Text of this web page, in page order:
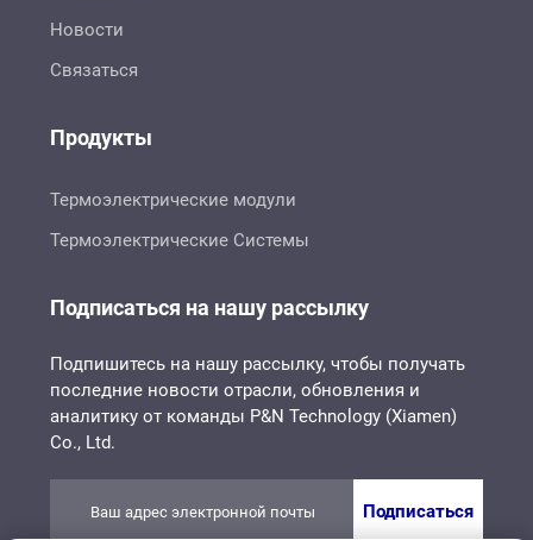
Новости
Связаться
Продукты
Термоэлектрические модули
Термоэлектрические Системы
Подписаться на нашу рассылку
Подпишитесь на нашу рассылку, чтобы получать
последние новости отрасли, обновления и
аналитику от команды P&N Technology (Xiamen)
Co., Ltd.
Подписаться